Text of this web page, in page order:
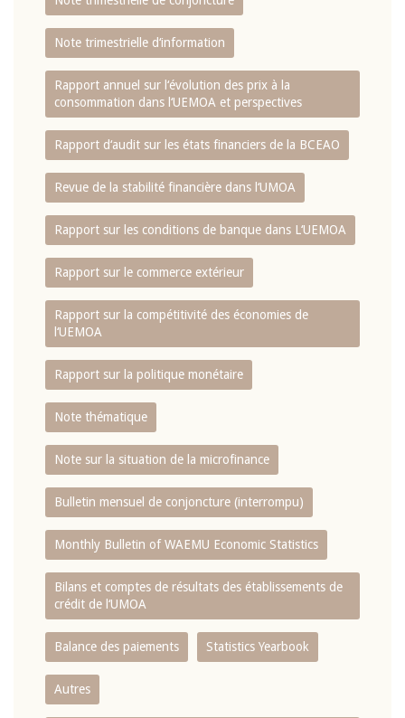
Note trimestrielle d‘information
Rapport annuel sur l‘évolution des prix à la
consommation dans l‘UEMOA et perspectives
Rapport d‘audit sur les états financiers de la BCEAO
Revue de la stabilité financière dans l‘UMOA
Rapport sur les conditions de banque dans L‘UEMOA
Rapport sur le commerce extérieur
Rapport sur la compétitivité des économies de
l‘UEMOA
Rapport sur la politique monétaire
Note thématique
Note sur la situation de la microfinance
Bulletin mensuel de conjoncture (interrompu)
Monthly Bulletin of WAEMU Economic Statistics
Bilans et comptes de résultats des établissements de
crédit de l‘UMOA
Balance des paiements Statistics Yearbook
Autres